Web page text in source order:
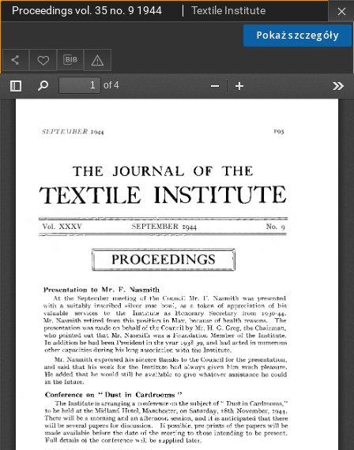
Pokaż szczegóły
Proceedings vol. 35 no. 9 1944 Textile Institute